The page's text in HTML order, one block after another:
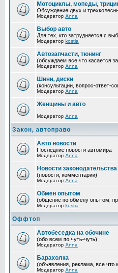
Мотоциклы, мопеды,
Обсуждение двух и
Модератор Anna
Выбор авто
Для тех, кто затрудняется с
Модератор kostia
Автозапчасти, тюнинг
(обсуждаем все что касается
Модератор Anna
Шини, диски
(консультации, вопрос-ответ-
Модератор Anna
Женщины и авто
Модератор Anna
Закон, автоправо
Авто новости
Последние новости автомира
Модератор Anna
Новости законодательства
(новости, комментарии)
Модератор Anna
Обмен опытом
(общение по обмену опытом,
Модератор kostia
Оффтоп
Автобеседка на обочине
(обо всем по чуть-чуть)
Модератор Anna
Барахолка
(объявления, реклама, все что
Модератор Anna